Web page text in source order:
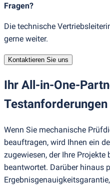
Fragen?
Die technische
gerne weiter.
Kontaktieren Sie uns
Ihr All-in-One-
Testanforderungen
Wenn Sie mechanische
beauftragen, wird Ihnen ein
zugewiesen, der Ihre Projekte
beantwortet. Darüber hinaus